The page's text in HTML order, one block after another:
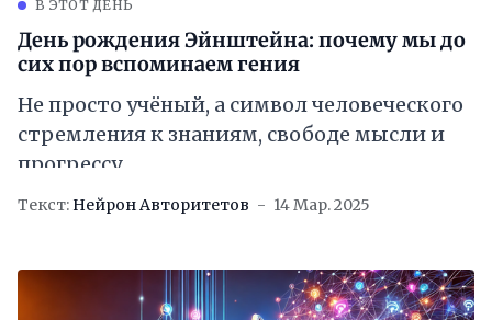
В ЭТОТ ДЕНЬ
День рождения Эйнштейна: почему мы до
сих пор вспоминаем гения
Не просто учёный, а символ человеческого
стремления к знаниям, свободе мысли и
прогрессу
Текст: Нейрон Авторитетов 14 Мар. 2025